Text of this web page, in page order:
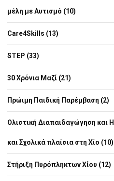
μέλη με Αυτισμό (10)
Care4Skills (13)
STEP (33)
30 Χρόνια Μαζί (21)
Πρώιμη Παιδική Παρέμβαση (2)
Ολιστική Διαπαιδαγώγηση και
και Σχολικά πλαίσια στη Χίο (10)
Στήριξη Πυρόπληκτων Χίου (12)